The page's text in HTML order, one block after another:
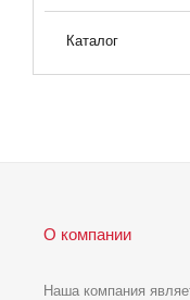
Каталог
О компании
Наша компания